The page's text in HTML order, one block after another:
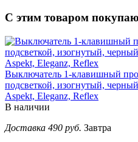
С этим товаром
Выключатель 1-клавишный
подсветкой, изогнутый,
Aspekt, Eleganz, Reflex
В наличии
Доставка 490 руб. Завтра